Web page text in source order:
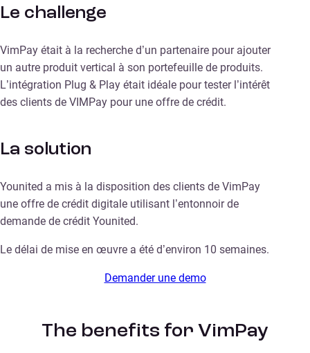
Le challenge
VimPay était à la recherche d’un partenaire pour ajouter
un autre produit vertical à son portefeuille de produits.
L’intégration Plug & Play était idéale pour tester l’intérêt
des clients de VIMPay pour une offre de crédit.
La solution
Younited a mis à la disposition des clients de VimPay
une offre de crédit digitale utilisant l’entonnoir de
demande de crédit Younited.
Le délai de mise en œuvre a été d’environ 10 semaines.
Demander une demo
The benefits for VimPay